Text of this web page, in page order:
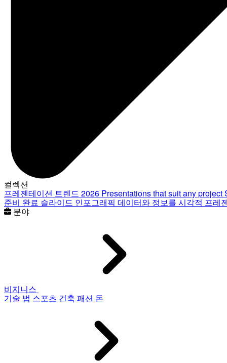
컬렉션
프레젠테이션 트렌드 2026 Presentations that suit any project
준비 완료 슬라이드 인포그래픽 데이터와 정보를 시각적 프레
분야
비지니스
기술 법 스포츠 건축 패션 돈